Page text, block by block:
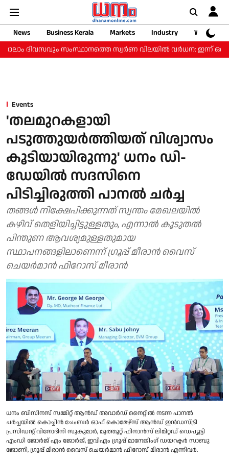
News Business Kerala Markets Industry
Web
ദിവസവും സംസ്ഥാനത്തെ സ്വർണ വിലയിൽ വർധന: ഇന്ന് ഒരു ​ഗ്രാമിന്
Events
'തലമുറകളായി
പടുത്തുയര്‍ത്തിയത് വിശ്വാസം
കൂടിയായിരുന്നു' ധനം ഡി-
ഡേയിൽ സദസിനെ
പിടിച്ചിരുത്തി പാനല്‍ ചര്‍ച്ച
തങ്ങള്‍ നിക്ഷേപിക്കുന്നത് സ്വന്തം മേഖലയില്‍
കഴിവ് തെളിയിച്ചിട്ടുള്ളതും, എന്നാല്‍ കൂടുതല്‍
പിന്തുണ ആവശ്യമുള്ളതുമായ
സ്ഥാപനങ്ങളിലാണെന്ന് ഗ്രൂപ്പ് മീരാന്‍ വൈസ്
ചെയര്‍മാന്‍ ഫിറോസ് മീരാന്‍
ധനം ബിസിനസ് സമ്മിറ്റ് ആന്‍ഡ് അവാര്‍ഡ് നൈറ്റില്‍ നടന്ന പാനല്‍
ചര്‍ച്ചയില്‍ കൊച്ചിന്‍ ചേംബര്‍ ഓഫ് കൊമേഴ്‌സ് ആന്‍ഡ് ഇന്‍ഡസ്ട്രി
പ്രസിഡന്റ് വിനോദിനി സുകുമാര്‍, മുത്തൂറ്റ് ഫിനാന്‍സ് ലിമിറ്റഡ് ഡെപ്യൂട്ടി
എംഡി ജോര്‍ജ് എം ജോര്‍ജ്, ഇവിഎം ഗ്രൂപ്പ് മാനേജിംഗ് ഡയറക്ടര്‍ സാബു
ജോണി, ഗ്രൂപ്പ് മീരാന്‍ വൈസ് ചെയര്‍മാന്‍ ഫിറോസ് മീരാന്‍ എന്നിവര്‍.